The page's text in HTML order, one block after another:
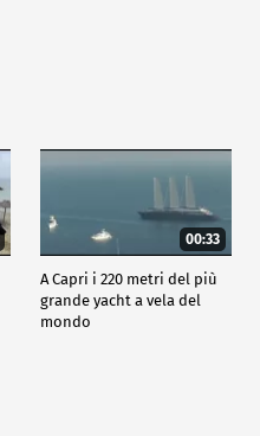
00:33
A Capri i 220 metri del più
grande yacht a vela del
mondo